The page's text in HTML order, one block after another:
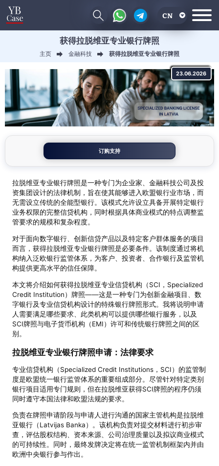
CN
UA
获得拉脱维亚专业银行牌照
主页 金融科技 获得拉脱维亚专业银行牌照
23.06.2026
订购支持
拉脱维亚专业银行牌照是一种专门为企业家、金融科技公司及投
资集团设计的法律机制，旨在使其能够进入欧盟银行业市场，而
无需设立传统的全能型银行。该模式允许设立具备开展特定银行
业务权限的完整信贷机构，同时根据具体商业模式的特点调整监
管要求的规模和复杂程度。
对于面向数字银行、创新信贷产品以及特定客户群体服务的项目
而言，获得拉脱维亚专业银行牌照是必要条件。该制度通过将机
构纳入泛欧银行监管体系，为客户、投资者、合作银行及监管机
构提供更高水平的信任保障。
本文将介绍如何获得拉脱维亚专业信贷机构（SCI，Specialized
Credit Institution）牌照——这是一种专门为创新金融项目、数
字银行及专业信贷机构设计的特殊银行牌照形式。我将说明申请
人需要满足哪些要求、此类机构可以提供哪些银行服务，以及
SCI牌照与电子货币机构（EMI）许可和传统银行牌照之间的区
别。
拉脱维亚专业银行牌照申请：法律要求
专业信贷机构（Specialized Credit Institutions，SCI）的监管制
度是欧盟统一银行监管体系的重要组成部分。尽管针对特定类别
银行项目适用专门规则，但在拉脱维亚获得SCI牌照的程序仍须
同时遵守本国法律和欧盟法规的要求。
负责在牌照申请阶段与申请人进行沟通的国家主管机构是拉脱维
亚银行（Latvijas Banka）。该机构负责对提交材料进行初步审
查，评估股权结构、资本来源、公司治理质量以及拟议商业模式
的可持续性。同时，最终发牌决定将在统一监管机制框架内并由
欧洲中央银行参与作出。